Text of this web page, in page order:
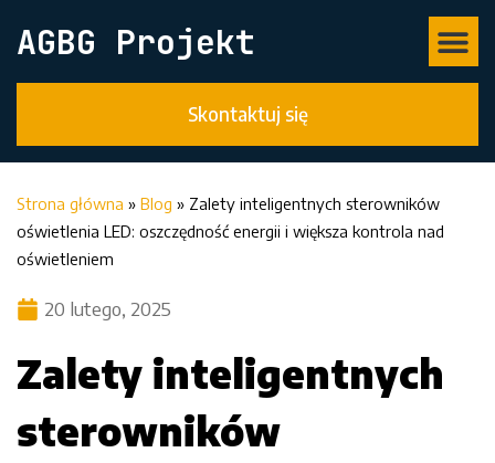
AGBG Projekt
Skontaktuj się
Strona główna » Blog » Zalety inteligentnych sterowników
oświetlenia LED: oszczędność energii i większa kontrola nad
oświetleniem
20 lutego, 2025
Zalety inteligentnych
sterowników